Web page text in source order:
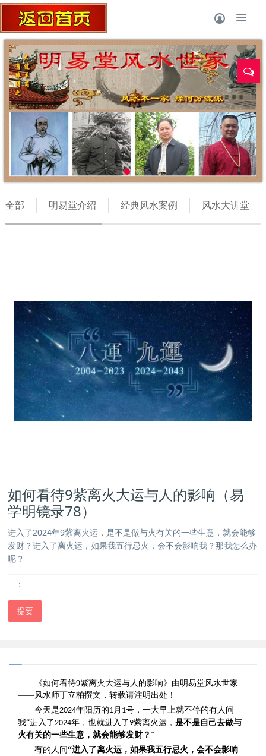
风水
全部 明易堂介绍 经典风水案例 风水大讲堂
如何看待9紫离火大运与人的影响（易
学明镜录78）
进入了2024年9紫离火运，是不是做与火有关的一些生意，就会能够
发财？进入了离火运，如果我五行忌火，会不会影响我？那我怎么办
呢？
：
提要
《如何看待9紫离火大运与人的影响》由明易堂风水世家
——风水师丁立柏撰文，转载请注明出处！
今天是2024年阳历的1 月 1号，一大早上就不停的有人问
我“进入了2024年，也就进入了 9紫离火运， 是不是自己去做与
火有关的一些生意，就会能够发财？ ”
有的人问“进入了离火运，如果我五行忌火，会不会影响